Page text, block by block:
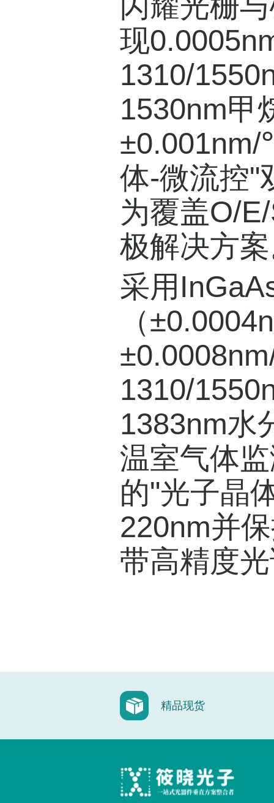
现
1310/
1530nm甲
体-微流控"
为覆盖O/
极解决方
采用
（
1310/
1383nm水
温室气体
的"光子晶
220nm并
带高精度
精品现货